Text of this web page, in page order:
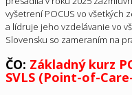
vyšetrení POCUS vo všetkých
a lídruje jeho vzdelávanie vo
Slovensku so zameraním na
ČO: Základný kurz
SVLS (Point-of-